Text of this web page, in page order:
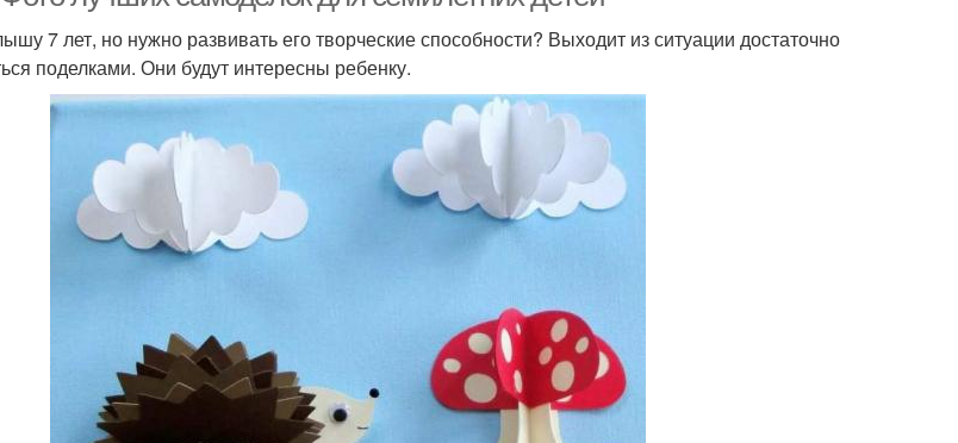
7 лет, но нужно развивать его творческие способности? Выходит из ситуации достаточно
поделками. Они будут интересны ребенку.